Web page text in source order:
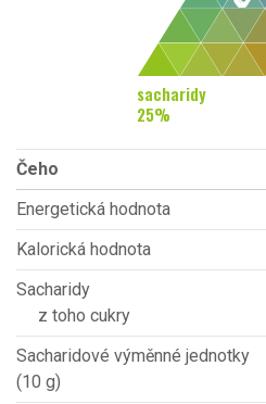
sacharidy
25%
Čeho
Energetická hodnota
Kalorická hodnota
Sacharidy
z toho cukry
Sacharidové výměnné jednotky
(10 g)